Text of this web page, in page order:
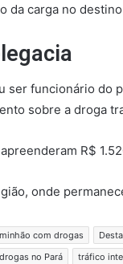
da carga no
ser funcionário do
sobre a droga
R$
onde
com drogas
no Pará tráfico